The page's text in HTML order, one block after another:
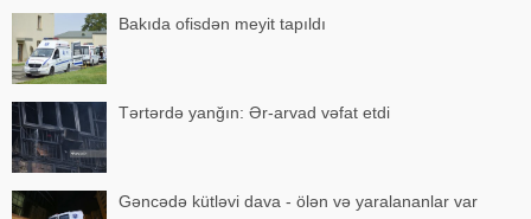
Bakıda ofisdən meyit tapıldı
Tərtərdə yanğın: Ər-arvad vəfat etdi
Gəncədə kütləvi dava - ölən və yaralananlar var